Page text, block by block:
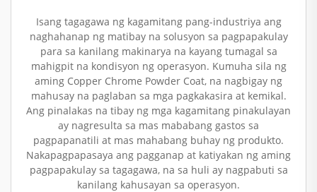
Isang tagagawa ng kagamitang pang-industriya ang
naghahanap ng matibay na solusyon sa pagpapakulay
para sa kanilang makinarya na kayang tumagal sa
mahigpit na kondisyon ng operasyon. Kumuha sila ng
aming Copper Chrome Powder Coat, na nagbigay ng
mahusay na paglaban sa mga pagkakasira at kemikal.
Ang pinalakas na tibay ng mga kagamitang pinakulayan
ay nagresulta sa mas mababang gastos sa
pagpapanatili at mas mahabang buhay ng produkto.
Nakapagpapasaya ang pagganap at katiyakan ng aming
pagpapakulay sa tagagawa, na sa huli ay nagpabuti sa
kanilang kahusayan sa operasyon.